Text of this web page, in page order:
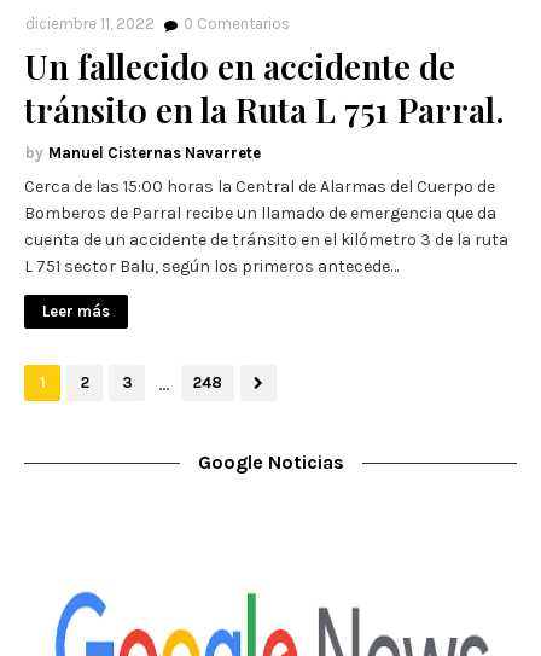
diciembre 11, 2022 0 Comentarios
Un fallecido en accidente de
tránsito en la Ruta L 751 Parral.
Manuel Cisternas Navarrete
Cerca de las 15:00 horas la Central de Alarmas del Cuerpo de
Bomberos de Parral recibe un llamado de emergencia que da
cuenta de un accidente de tránsito en el kilómetro 3 de la ruta
L 751 sector Balu, según los primeros antecede…
Leer más
1 2 3 ... 248
Google Noticias